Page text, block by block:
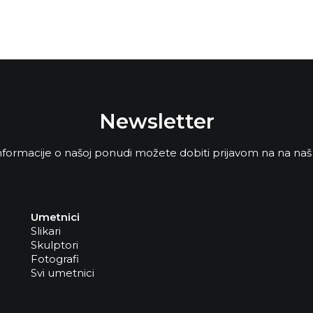
Newsletter
o našoj ponudi možete dobiti prijavom na na
Umetnici
Slikari
Skulptori
Fotografi
Svi umetnici